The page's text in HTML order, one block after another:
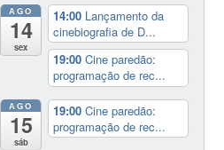
AGO
14
sex
14:00 Lançamento da
cinebiografia de D...
19:00Cine paredão:
programação de rec...
AGO
15
sáb
19:00Cine paredão:
programação de rec...